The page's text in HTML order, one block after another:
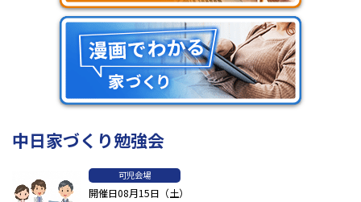
中日家づくり勉強会
可児会場
開催日08月15日（土）